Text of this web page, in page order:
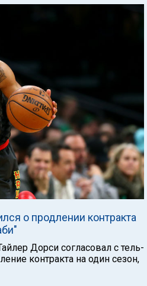
о продлении контракта
Дорси согласовал с тель-
контракта на один сезон,